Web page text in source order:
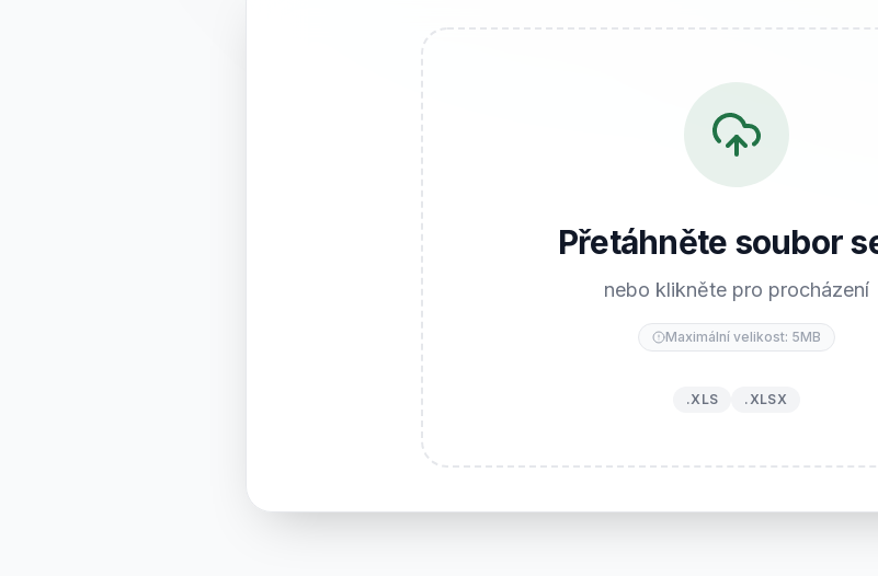
Přetáhněte soubor
nebo klikněte pro procházení
Maximální velikost: 5MB
.XLS .XLSX